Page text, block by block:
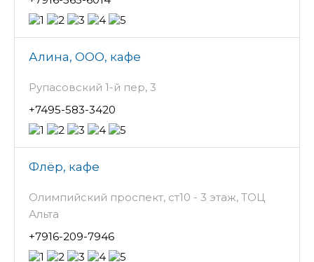
Алина, ООО, кафе
Рупасовский 1-й пер, 3
+7495-583-3420
Флёр, кафе
Олимпийский проспект, ст10 - 3 этаж, ТОЦ
Альта
+7916-209-7946